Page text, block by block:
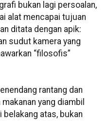
bukan lagi persoalan,
alat mencapai tujuan
ditata dengan apik:
sudut kamera yang
“filosofis”
rantang dan
yang diambil
atas, bukan